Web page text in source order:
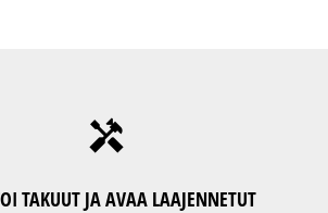
TAKUUT JA AVAA LAAJENNETUT